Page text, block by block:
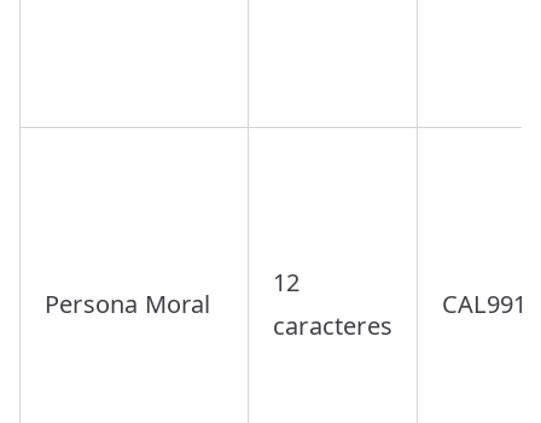
Persona Moral
12
caracteres